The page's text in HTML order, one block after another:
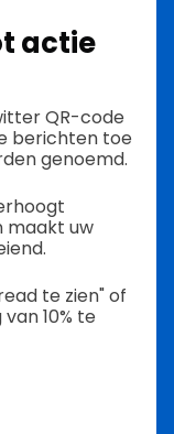
actie
QR-code
berichten toe
genoemd.
maakt uw
te zien" of
10% te